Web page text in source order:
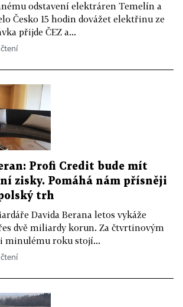
odstavení elektráren Temelín a
Česko 15 hodin dovážet elektřinu ze
přijde ČEZ a...
čtení
Profi Credit bude mít
zisky. Pomáhá nám přísněji
trh
Davida Berana letos vykáže
dvě miliardy korun. Za čtvrtinovým
minulému roku stojí...
čtení